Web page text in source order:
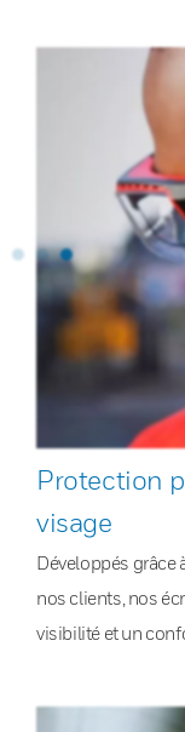
Protection
visage
Développés grâce
nos clients, nos
visibilité et un